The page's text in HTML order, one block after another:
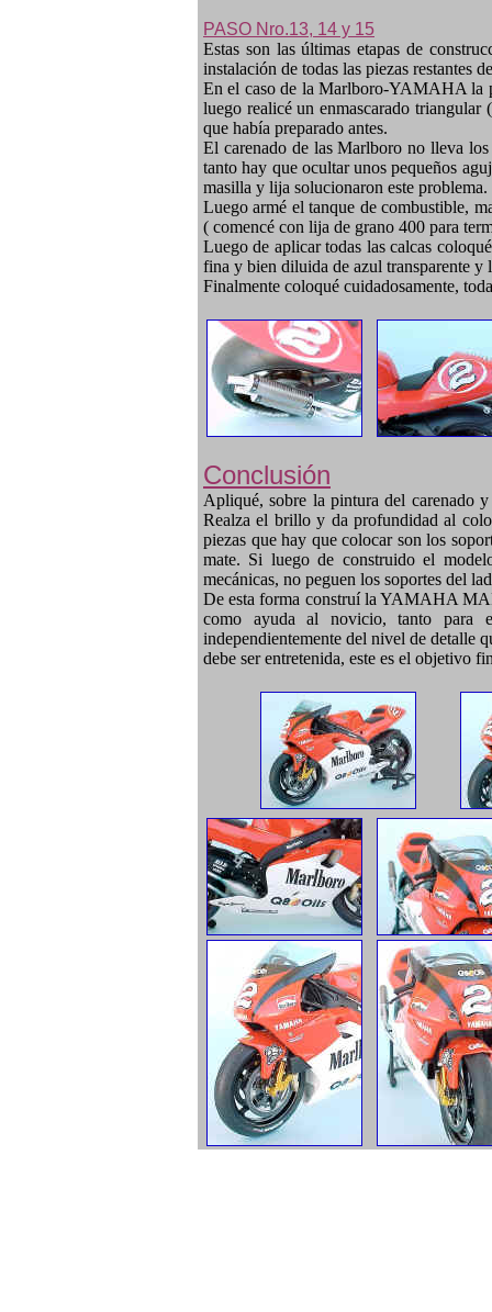
PASO Nro.13, 14 y 15
Estas son las últimas etapas de
instalación de todas las piezas restantes
En el caso de la Marlboro-YAMAHA la
luego realicé un enmascarado
que había preparado antes.
El carenado de las Marlboro no lleva
tanto hay que ocultar unos pequeños
masilla y lija solucionaron este problema.
Luego armé el tanque de combustible,
( comencé con lija de grano 400 para
Luego de aplicar todas las calcas
fina y bien diluida de azul transparente
Finalmente coloqué cuidadosamente,
Conclusión
Apliqué, sobre la pintura del carenado
Realza el brillo y da profundidad al
piezas que hay que colocar son los
mate. Si luego de construido el
mecánicas, no peguen los soportes del
De esta forma construí la YAMAHA
como ayuda al novicio, tanto para
independientemente del nivel de detalle
debe ser entretenida, este es el objetivo